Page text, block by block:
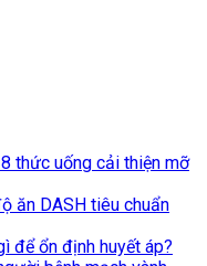
thức uống cải thiện mỡ
ăn DASH tiêu chuẩn
để ổn định huyết áp?